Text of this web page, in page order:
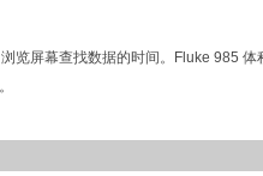
览屏幕查找数据的时间。Fluke 985 体